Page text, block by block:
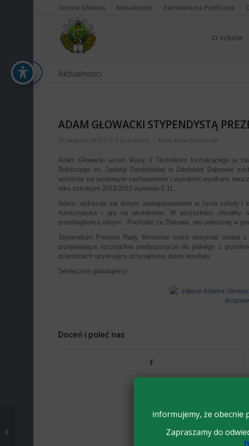
Strona Główna Aktualności Zamówienia Publiczne
O szkole
Aktualności
ADAM GŁOWACKI STYPENDYSTĄ
22 listopada 2013 / w Z życia szkoły / AutorAnna Domińczak
Adam Głowacki uczeń klasy II Technikum kształcącego w
Rolniczego im. Jadwigi Dziubińskiej w Zduńskiej Dąbrowie
wyróżnia się wzorowym zachowaniem i wysokimi wynikami
roku szkolnym 2012/2013 wyniosła 5.11.
Adam, wykazuje się dużym zaangażowaniem w życie szkoły
numizmatyka i gra na akordeonie. W przyszłości chciałby
przedsiębiorcą rolnym. Pochodzi ze Złakowa, wsi położonej w
Stypendium Prezesa Rady Ministrów może otrzymać osoba
przejawiająca szczególne predyspozycje do jednego z
dziedzinach uzyskujący przynajmniej dobre rezultaty.
Serdecznie gratulujemy!
Doceń i poleć nas
informujemy, że obecnie
Zapraszamy do